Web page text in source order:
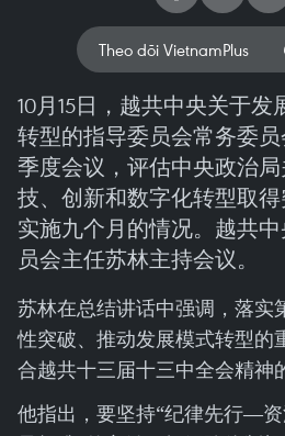
Theo dõi VietnamPlus
10月15日，越共中央关于
转型的指导委员会常务委
季度会议，评估中央政治
技、创新和数字化转型取
实施九个月的情况。越共
员会主任苏林主持会议。
苏林在总结讲话中强调，落实
性突破、推动发展模式转型的
合越共十三届十三中全会精神
他指出，要坚持“纪律先行—